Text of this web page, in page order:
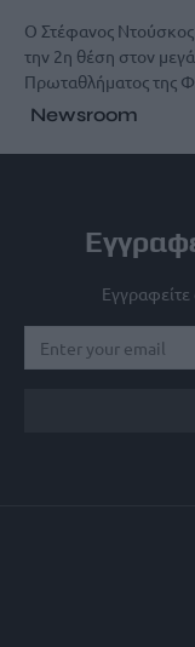
Ο Στέφανος
την 2η θέση στον
Πρωταθλήματος της
Newsroom